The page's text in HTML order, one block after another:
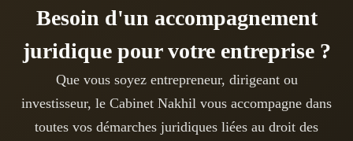
Besoin d'un accompagnement
juridique pour votre entreprise ?
Que vous soyez entrepreneur, dirigeant ou
investisseur, le Cabinet Nakhil vous accompagne dans
toutes vos démarches juridiques liées au droit des